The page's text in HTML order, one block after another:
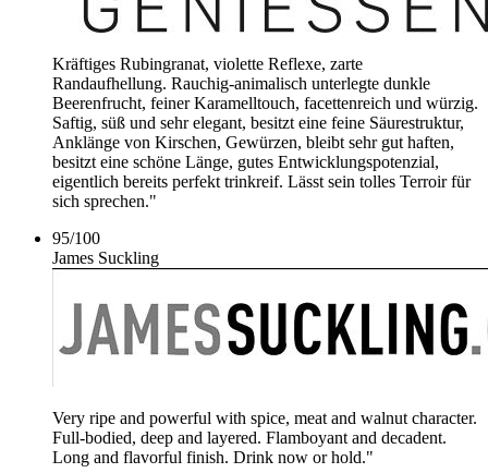
Kräftiges Rubingranat, violette Reflexe, zarte
Randaufhellung. Rauchig-animalisch unterlegte dunkle
Beerenfrucht, feiner Karamelltouch, facettenreich und würzig.
Saftig, süß und sehr elegant, besitzt eine feine Säurestruktur,
Anklänge von Kirschen, Gewürzen, bleibt sehr gut haften,
besitzt eine schöne Länge, gutes Entwicklungspotenzial,
eigentlich bereits perfekt trinkreif. Lässt sein tolles Terroir für
sich sprechen."
95/100
James Suckling
Very ripe and powerful with spice, meat and walnut character.
Full-bodied, deep and layered. Flamboyant and decadent.
Long and flavorful finish. Drink now or hold."